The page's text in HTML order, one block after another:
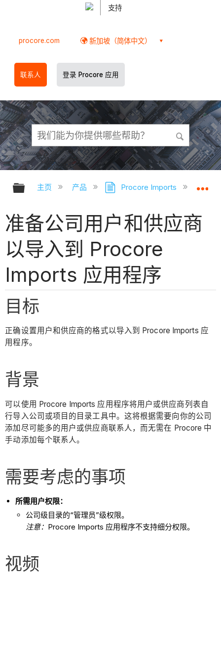
支持
procore.com 新加坡（简体中文）
联系人 登录 Procore 应用
扩展/隐缩全局层次
主页 产品 Procore Imports 公司
准备公司用户和供应商
以导入到 Procore
Imports 应用程序
目标
正确设置用户和供应商的格式以导入到 Procore Imports 应
用程序。
背景
可以使用 Procore Imports 应用程序将用户或供应商列表自
行导入公司或项目的目录工具中。这将根据需要向你的公司
添加尽可能多的用户或供应商联系人，而无需在 Procore 中
手动添加每个联系人。
需要考虑的事项
所需用户权限：
公司级目录的“管理员”级权限。
注意： Procore Imports 应用程序不支持细分权限。
视频